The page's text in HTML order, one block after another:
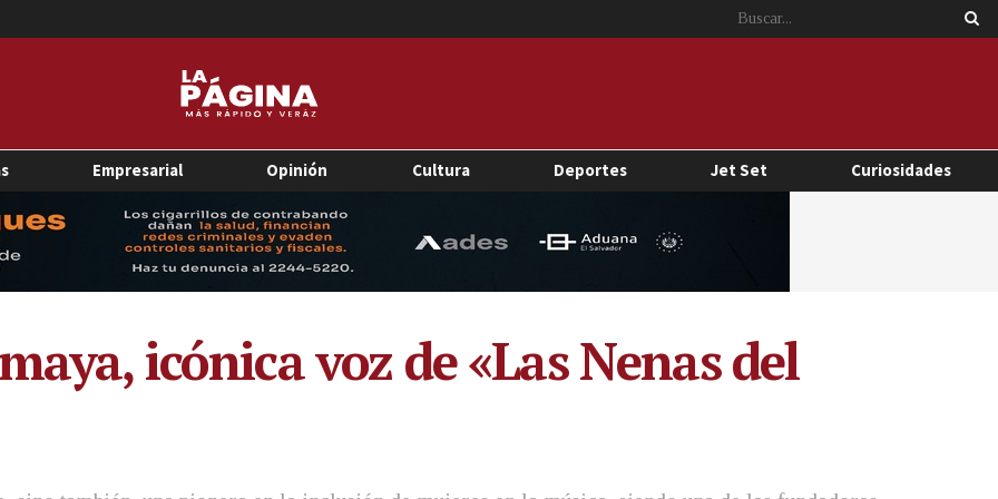
Empresarial Opinión Cultura Deportes Jet Set Curiosidades
icónica voz de «Las Nenas del